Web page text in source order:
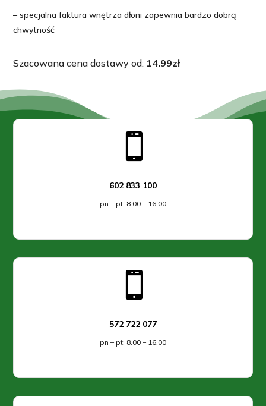
– specjalna faktura wnętrza dłoni zapewnia bardzo dobrą
chwytność
Szacowana cena dostawy od: 14.99zł

602 833 100
pn – pt: 8.00 – 16.00

572 722 077
pn – pt: 8.00 – 16.00